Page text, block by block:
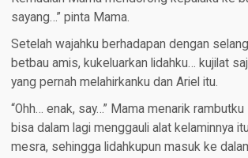
sayang…” pinta Mama.
Setelah wajahku berhadapan dengan
betbau amis, kukeluarkan lidahku… kujilat
yang pernah melahirkanku dan Ariel itu.
“Ohh… enak, say…” Mama menarik
bisa dalam lagi menggauli alat kelaminnya
mesra, sehingga lidahkupun masuk ke